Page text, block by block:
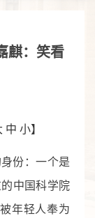
麒：笑看
中 小】
份：一个是
中国科学院
年轻人奉为